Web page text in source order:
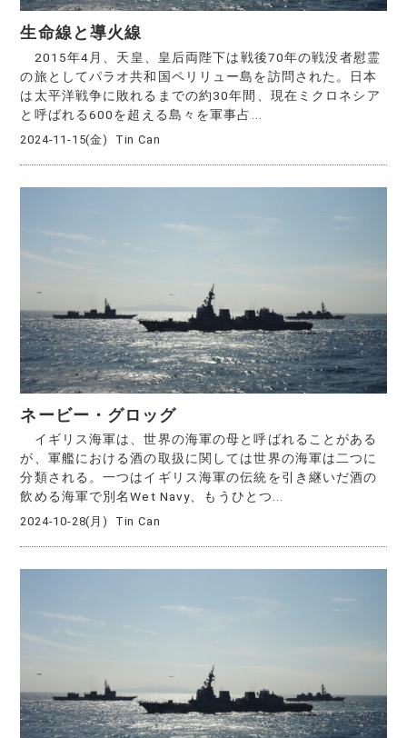
生命線と導火線
2015年4月、天皇、皇后両陛下は戦後70年の戦没者慰霊
の旅としてパラオ共和国ペリリュー島を訪問された。日本
は太平洋戦争に敗れるまでの約30年間、現在ミクロネシア
と呼ばれる600を超える島々を軍事占...
2024-11-15(金) Tin Can
ネービー・グロッグ
イギリス海軍は、世界の海軍の母と呼ばれることがある
が、軍艦における酒の取扱に関しては世界の海軍は二つに
分類される。一つはイギリス海軍の伝統を引き継いだ酒の
飲める海軍で別名Wet Navy、もうひとつ...
2024-10-28(月) Tin Can